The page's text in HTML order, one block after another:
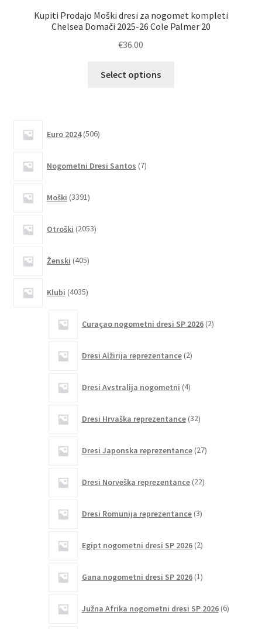
Kupiti Prodajo Moški dresi za nogomet kompleti
Chelsea Domači 2025-26 Cole Palmer 20
€36.00
Select options
Euro 2024 506izdelkov
Nogometni Dresi Santos 7izdelkov
Moški 3391izdelkov
Otroški 2053izdelkov
Ženski 405izdelkov
Klubi 4035izdelkov
Curaçao nogometni dresi SP 2026 2izdelka
Dresi Alžirija reprezentance 2izdelka
Dresi Avstralija nogometni 4izdelki
Dresi Hrvaška reprezentance 32izdelkov
Dresi Japonska reprezentance 27izdelkov
Dresi Norveška reprezentance 22izdelkov
Dresi Romunija reprezentance 3izdelki
Egipt nogometni dresi SP 2026 2izdelka
Gana nogometni dresi SP 2026 1izdelek
Južna Afrika nogometni dresi SP 2026 6izdelkov